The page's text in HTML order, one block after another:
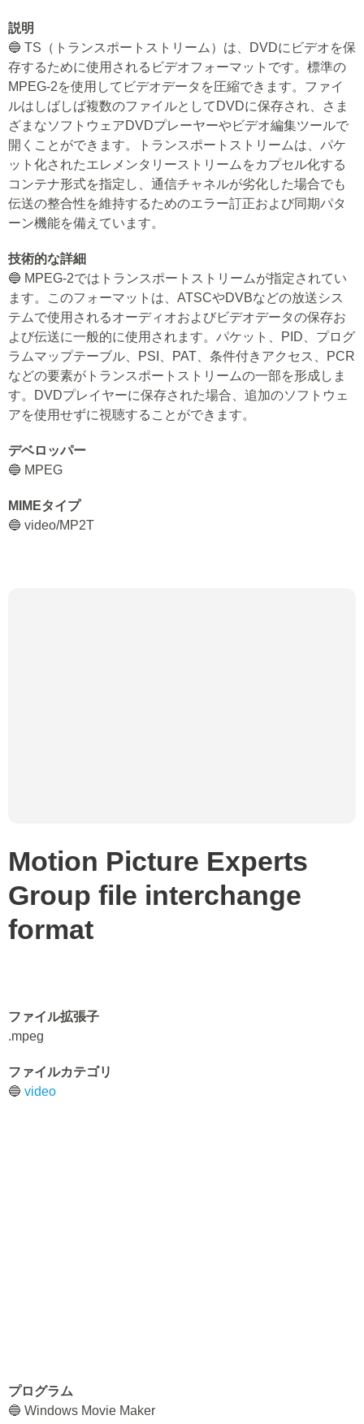
説明
🔵 TS（トランスポートストリーム）は、DVDにビデオを保
存するために使用されるビデオフォーマットです。標準の
MPEG-2を使用してビデオデータを圧縮できます。ファイ
ルはしばしば複数のファイルとしてDVDに保存され、さま
ざまなソフトウェアDVDプレーヤーやビデオ編集ツールで
開くことができます。トランスポートストリームは、パケ
ット化されたエレメンタリーストリームをカプセル化する
コンテナ形式を指定し、通信チャネルが劣化した場合でも
伝送の整合性を維持するためのエラー訂正および同期パタ
ーン機能を備えています。
技術的な詳細
🔵 MPEG-2ではトランスポートストリームが指定されてい
ます。このフォーマットは、ATSCやDVBなどの放送シス
テムで使用されるオーディオおよびビデオデータの保存お
よび伝送に一般的に使用されます。パケット、PID、プログ
ラムマップテーブル、PSI、PAT、条件付きアクセス、PCR
などの要素がトランスポートストリームの一部を形成しま
す。DVDプレイヤーに保存された場合、追加のソフトウェ
アを使用せずに視聴することができます。
デベロッパー
🔵 MPEG
MIMEタイプ
🔵 video/MP2T
Motion Picture Experts
Group file interchange
format
ファイル拡張子
.mpeg
ファイルカテゴリ
🔵 video
プログラム
🔵 Windows Movie Maker